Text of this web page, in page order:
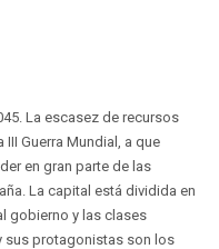
La escasez de recursos
Guerra Mundial, a que
en gran parte de las
La capital está dividida en
gobierno y las clases
sus protagonistas son los